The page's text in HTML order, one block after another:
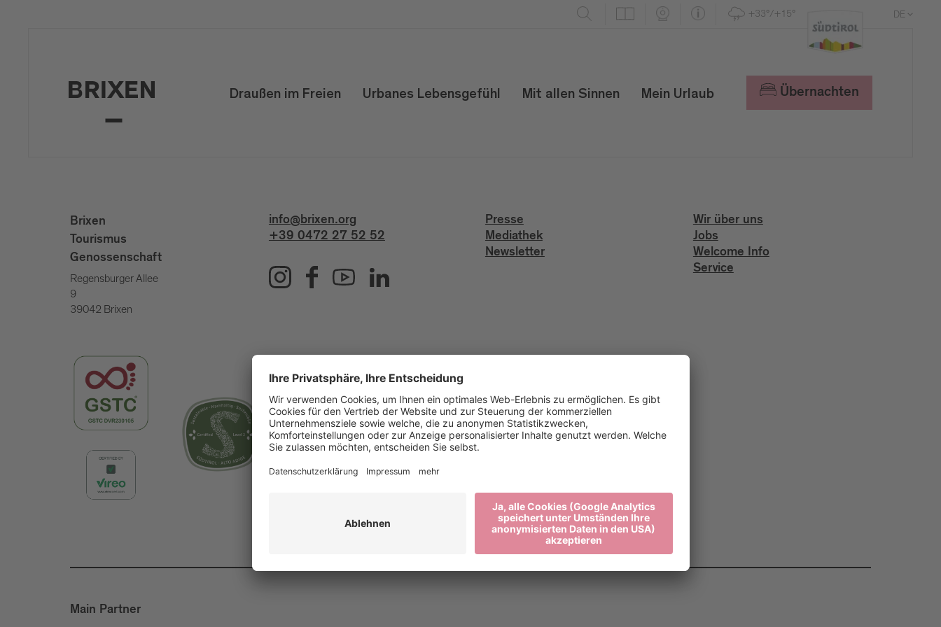
+33°/+15° DE
Draußen im Freien Urbanes Lebensgefühl Mit allen Sinnen Mein Urlaub Übernachten
Brixen
Tourismus
Genossenschaft
Regensburger Allee
9
39042 Brixen
info@brixen.org
+39 0472 27 52 52
Presse
Mediathek
Newsletter
Wir über uns
Jobs
Welcome Info
Service
Main Partner